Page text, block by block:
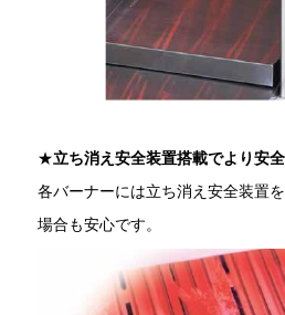
★立ち消え安全装置搭載でより安全
各バーナーには立ち消え安全装置
場合も安心です。